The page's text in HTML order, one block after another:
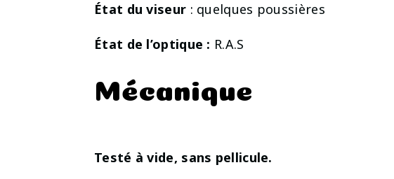
État du viseur : quelques poussières
État de l’optique : R.A.S
Mécanique
Testé à vide, sans pellicule.